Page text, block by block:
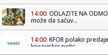
14:00: ODLAZITE NA
može da sačuv...
14:00: KFOR polako
kosovskoj polic...